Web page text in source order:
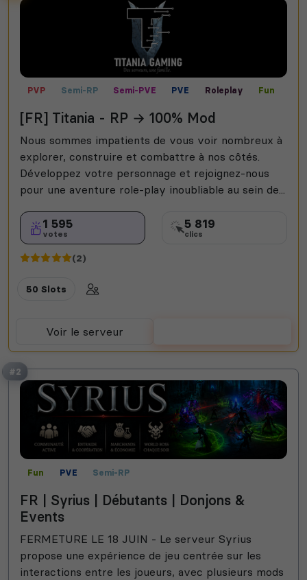
PVP Semi-RP Semi-PVE PVE Roleplay Fun
[FR] Titania - RP → 100% Mod
Nous sommes impatients de vous voir nombreux à
explorer, construire et combattre à nos côtés.
Développez votre personnage et rejoignez-nous
pour une aventure role-play inoubliable au sein de...
1 595
votes
5 819
clics
(2)
50 Slots
Voir le serveur
#2
Fun PVE Semi-RP
FR | Syrius | Débutants | Donjons &
Events
FERMETURE LE 18 JUIN - Le serveur Syrius
propose une expérience de jeu centrée sur les
interactions entre les joueurs, avec plusieurs mods